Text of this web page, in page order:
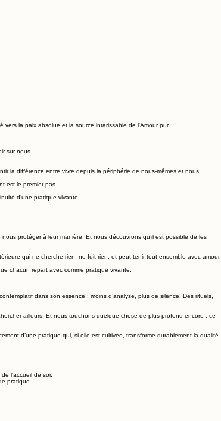
la paix absolue et la source intarissable de l'Amour pur.
sur nous.
la différence entre vivre depuis la périphérie de nous-mêmes et nous
est le premier pas.
d’une pratique vivante.
protéger à leur manière. Et nous découvrons qu’il est possible de les
qui ne cherche rien, ne fuit rien, et peut tenir tout ensemble avec amour.
chacun repart avec comme pratique vivante.
dans son essence : moins d’analyse, plus de silence. Des rituels,
ailleurs. Et nous touchons quelque chose de plus profond encore : ce
d’une pratique qui, si elle est cultivée, transforme durablement la qualité
l'accueil de soi.
pratique.